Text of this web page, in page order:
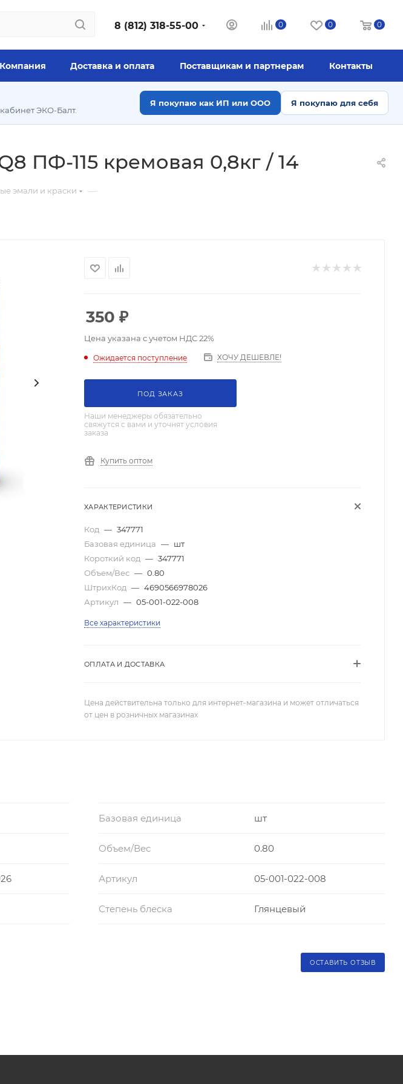
8 (812) 318-55-00 0 0 0
Компания Доставка и оплата Поставщикам и партнерам Контакты
ЭКО-Балт.
Я покупаю как ИП или ООО Я покупаю для себя
ПФ-115 кремовая 0,8кг / 14
эмали и краски —
350 ₽
Цена указана с учетом НДС 22%
Ожидается поступление ХОЧУ ДЕШЕВЛЕ!
ПОД ЗАКАЗ
Наши менеджеры обязательно
свяжутся с вами и уточнят условия
заказа
Купить оптом
ХАРАКТЕРИСТИКИ
Код — 347771
Базовая единица — шт
Короткий код — 347771
Объем/Вес — 0.80
ШтрихКод — 4690566978026
Артикул — 05-001-022-008
Все характеристики
ОПЛАТА И ДОСТАВКА
Цена действительна только для интернет-магазина и может отличаться
от цен в розничных магазинах
Базовая единица шт
Объем/Вес 0.80
Артикул 05-001-022-008
Степень блеска Глянцевый
ОСТАВИТЬ ОТЗЫВ